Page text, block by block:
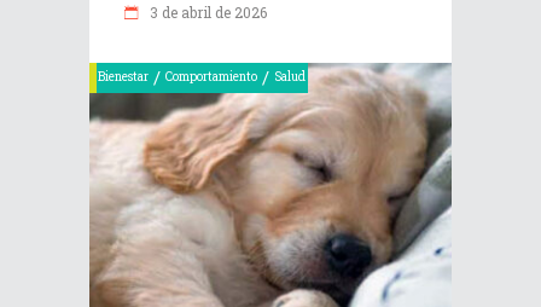
3 de abril de 2026
Bienestar / Comportamiento / Salud